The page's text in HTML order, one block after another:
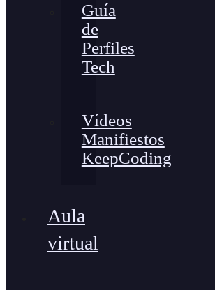
Guía
de
Perfiles
Tech
Vídeos
Manifiestos
KeepCoding
Aula
virtual